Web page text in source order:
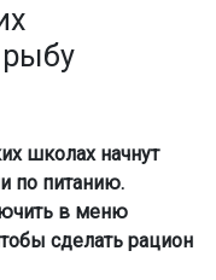
школах начнут
по питанию.
в меню
сделать рацион